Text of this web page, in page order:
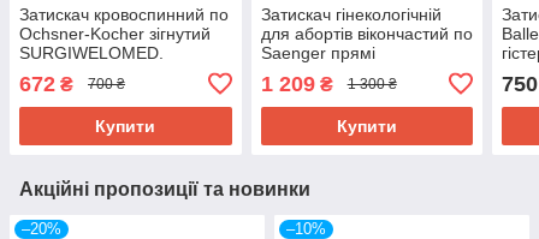
Затискач кровоспинний по
Ochsner-Kocher зігнутий
SURGIWELOMED.
672 ₴ 700 ₴
Купити
Затискач гінекологічній
для абортів вікончастий по
Saenger прямі
Довжина 27 см
1 209₴ 1 300 ₴
Купити
750
Акційні пропозиції та новинки
–20% –10%